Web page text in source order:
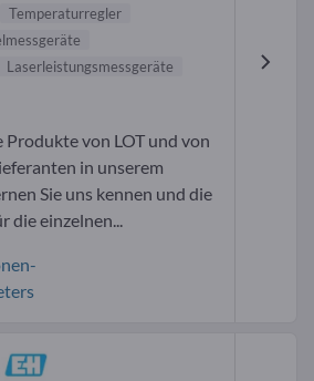
Temperaturregler
Laserleistungsmessgeräte
Produkte von LOT und von
in unserem
Sie uns kennen und die
die einzelnen...